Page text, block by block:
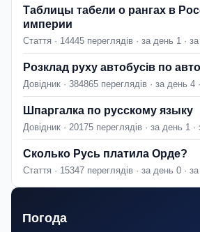
Таблицы табели о рангах в
империи
Стаття · 14445 переглядів · за день 1 ·
Розклад руху автобусів по
Довідник · 384865 переглядів · за день 4
Шпаргалка по русскому языку
Довідник · 20175 переглядів · за день 1 ·
Сколько Русь платила Орде?
Стаття · 15347 переглядів · за день 0 ·
Погода